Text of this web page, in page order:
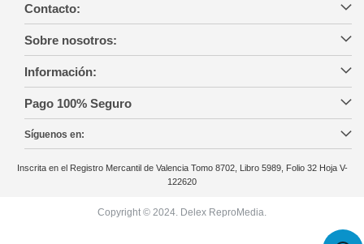
Contacto:
Sobre nosotros:
Información:
Pago 100% Seguro
Síguenos en:
Inscrita en el Registro Mercantil de Valencia Tomo 8702, Libro 5989, Folio 32 Hoja V-
122620
Copyright © 2024. Delex ReproMedia.